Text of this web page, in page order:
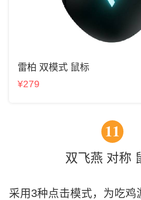
雷柏 双模式 鼠标
¥279
11
双飞燕 对称
采用3种点击模式，为吃鸡